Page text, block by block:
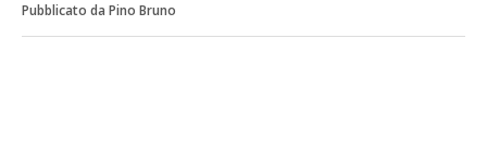
Pubblicato da Pino Bruno